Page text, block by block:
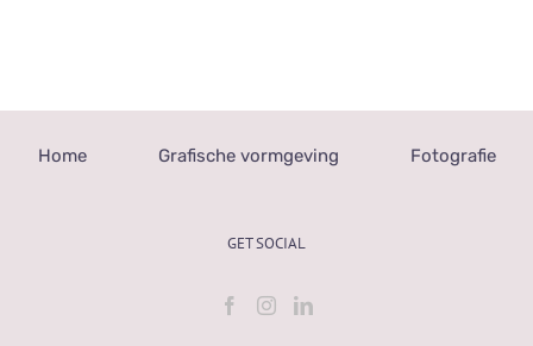
Home Grafische vormgeving Fotografie
GET SOCIAL